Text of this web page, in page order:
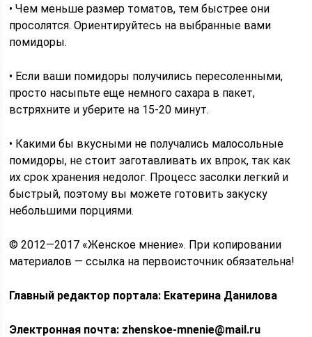
• Чем меньше размер томатов, тем быстрее они
просолятся. Ориентируйтесь на выбранные вами
помидоры.
• Если ваши помидоры получились пересоленными,
просто насыпьте еще немного сахара в пакет,
встряхните и уберите на 15-20 минут.
• Какими бы вкусными не получались малосольные
помидоры, не стоит заготавливать их впрок, так как
их срок хранения недолог. Процесс засолки легкий и
быстрый, поэтому вы можете готовить закуску
небольшими порциями.
© 2012—2017 «Женское мнение». При копировании
материалов — ссылка на первоисточник обязательна!
Главный редактор портала: Екатерина Данилова
Электронная почта: zhenskoe-mnenie@mail.ru